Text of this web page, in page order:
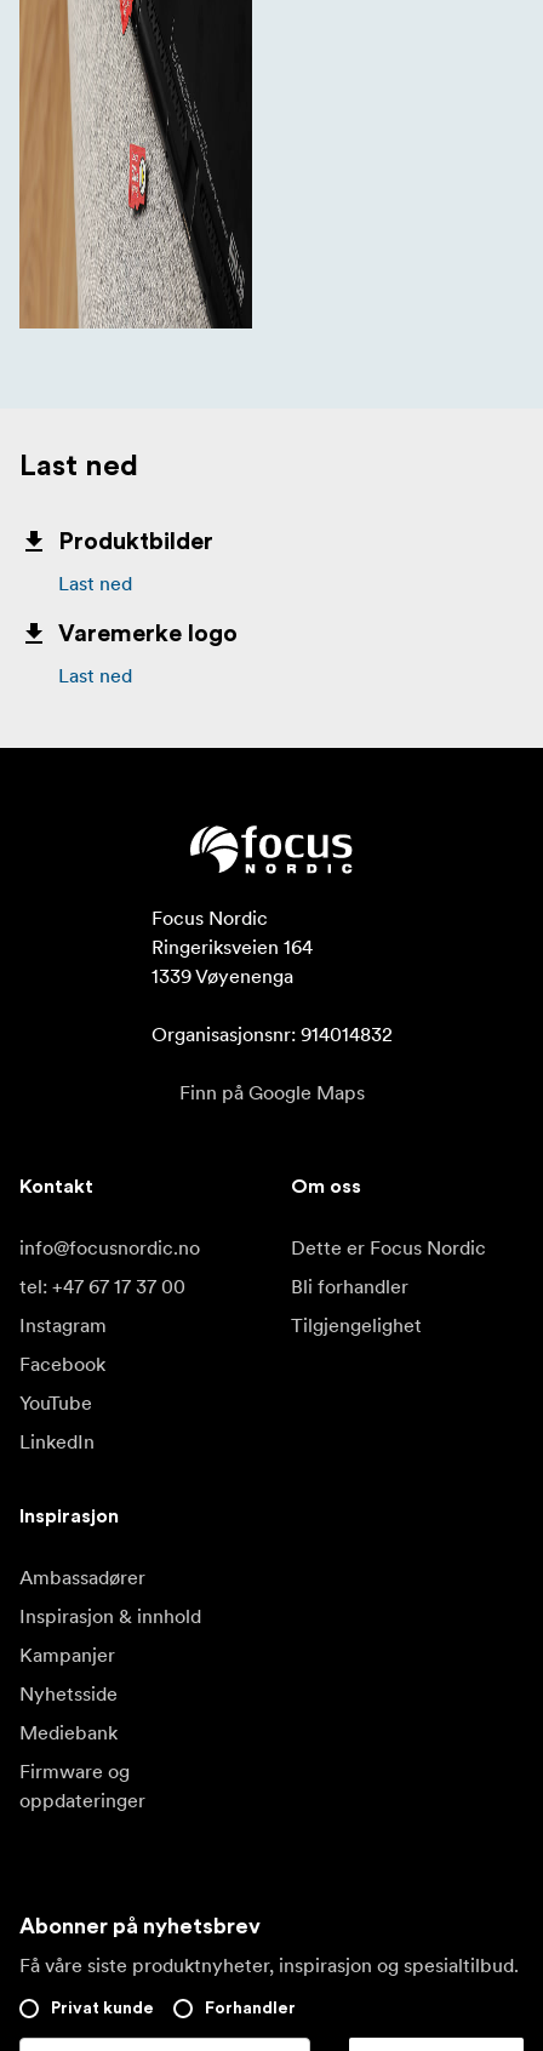
Last ned
Produktbilder
Last ned
Varemerke logo
Last ned
Focus Nordic
Ringeriksveien 164
1339 Vøyenenga
Organisasjonsnr: 914014832
Finn på Google Maps
Kontakt
info@focusnordic.no
tel: +47 67 17 37 00
Instagram
Facebook
YouTube
LinkedIn
Om oss
Dette er Focus Nordic
Bli forhandler
Tilgjengelighet
Inspirasjon
Ambassadører
Inspirasjon & innhold
Kampanjer
Nyhetsside
Mediebank
Firmware og
oppdateringer
Abonner på nyhetsbrev
Få våre siste produktnyheter, inspirasjon og spesialtilbud.
Privat kunde Forhandler